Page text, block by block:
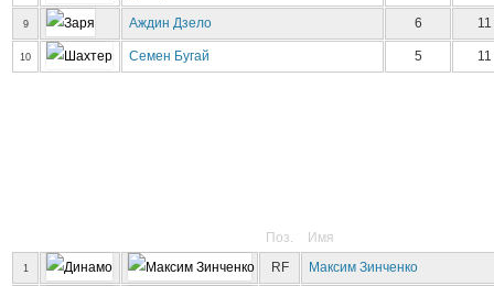
9 Аждин Дзело 6 11
10 Семен Бугай 5 11
Поз. Имя
1 RF Максим Зинченко